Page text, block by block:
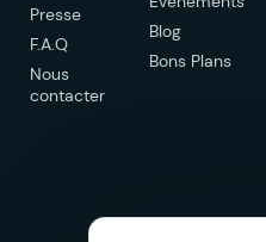
Presse
F.A.Q
Nous
contacter
Blog
Bons Plans